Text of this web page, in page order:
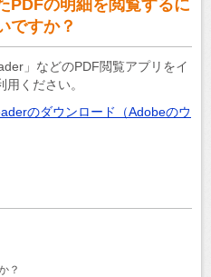
PDFの明細を閲覧するに
ですか？
」などのPDF閲覧アプリをイ
ください。
のダウンロード（Adobeのウ
？